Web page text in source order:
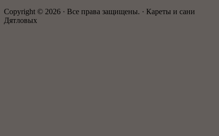
Copyright © 2026 · Все права защищены. · Кареты и сани
Дятловых